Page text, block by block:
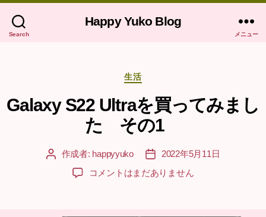
Search
Happy Yuko Blog
メニュー
カ
テ
ゴ
リ
ー
生活
Galaxy S22 Ultraを買ってみまし
た その1
投 作成者: happyyuko
投
稿
日
2022年5月11日
Galaxy
コメントはまだありません